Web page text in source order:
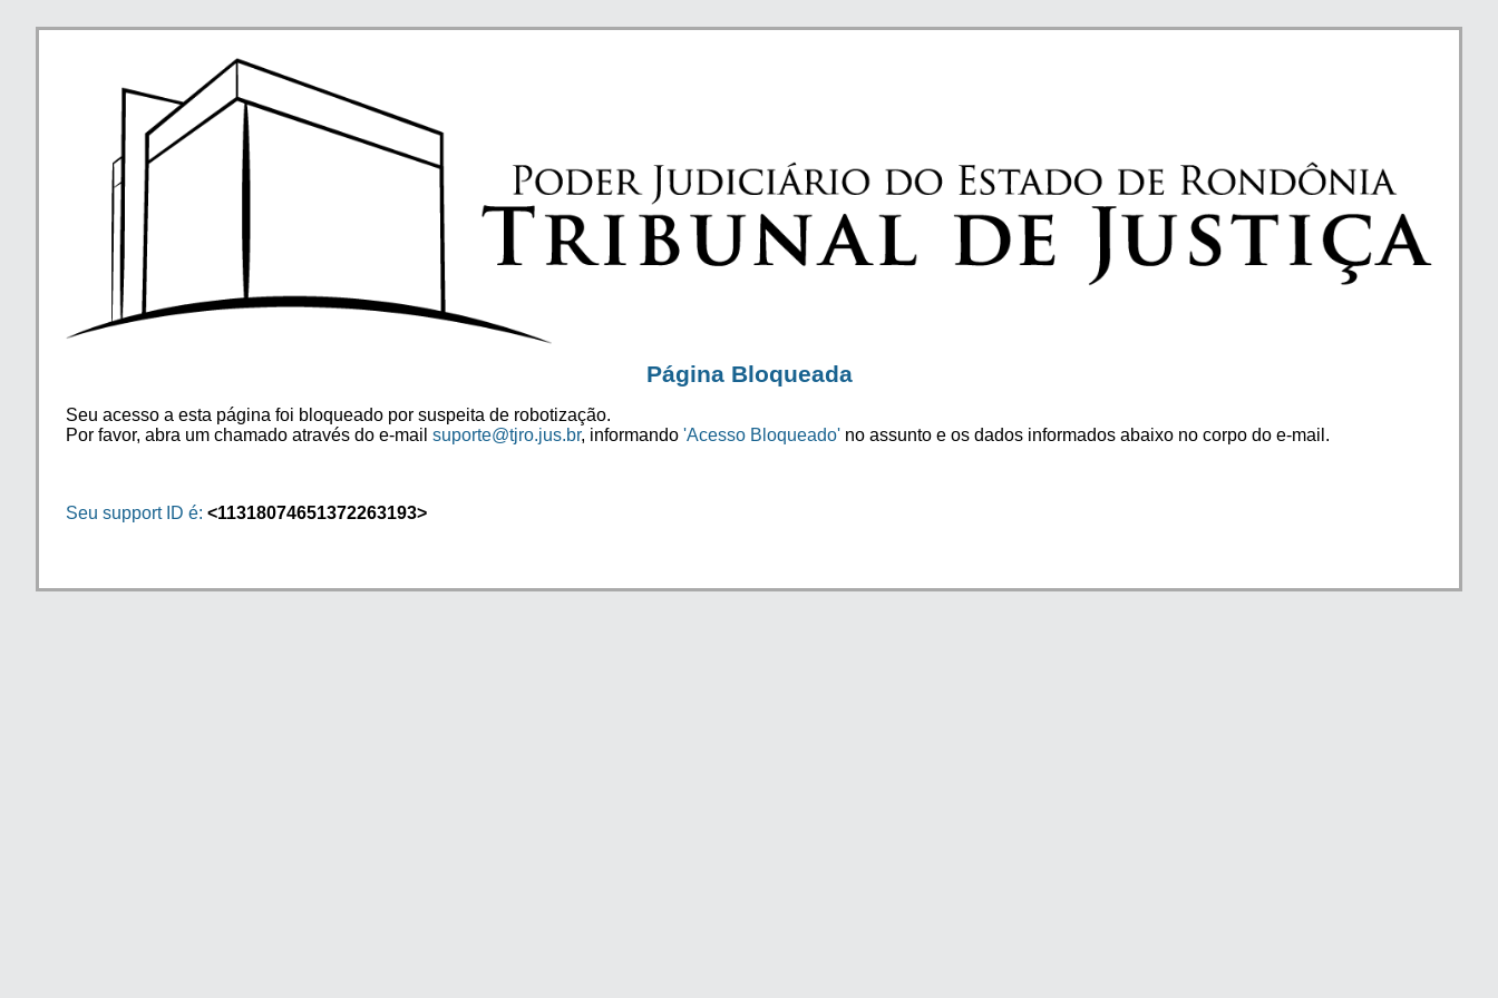
Página Bloqueada
Seu acesso a esta página foi bloqueado por suspeita de robotização.
Por favor, abra um chamado através do e-mail suporte@tjro.jus.br, informando 'Acesso Bloqueado' no assunto e os dados informados abaixo no corpo do e-mail.
Seu support ID é: <11318074651372263193>